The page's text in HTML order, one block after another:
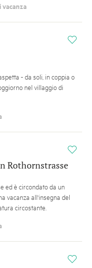
i
- da soli, in coppia o
nel villaggio di
i
Rothornstrasse
ed è circondato da un
vacanza all'insegna del
circostante.
i